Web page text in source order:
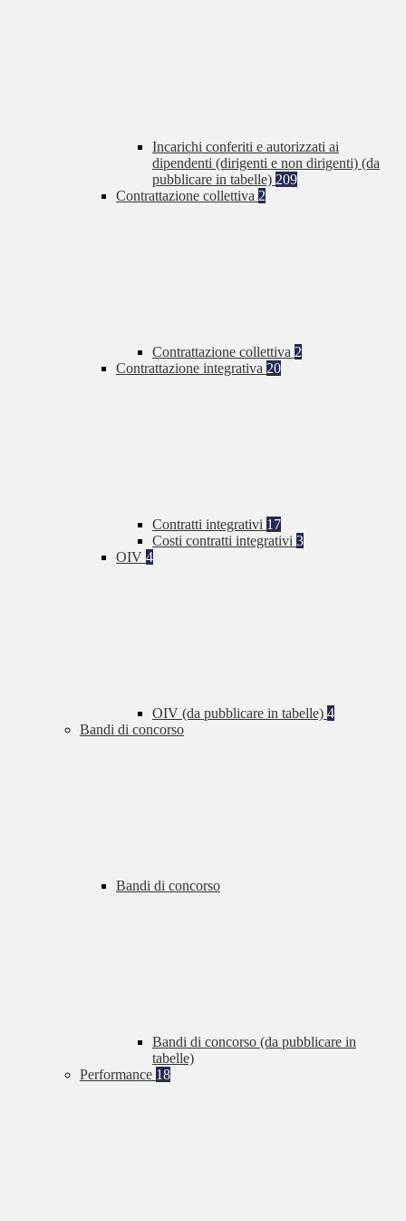
Incarichi conferiti e autorizzati ai
dipendenti (dirigenti e non dirigenti) (da
pubblicare in tabelle) 209
Contrattazione collettiva 2
Contrattazione collettiva 2
Contrattazione integrativa 20
Contratti integrativi 17
Costi contratti integrativi 3
OIV 4
OIV (da pubblicare in tabelle) 4
Bandi di concorso
Bandi di concorso
Bandi di concorso (da pubblicare in
tabelle)
Performance 18